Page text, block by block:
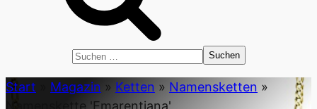
Suchen
Start
Magazin » Ketten » Namensketten »
Namenskette 'Emarentiana'